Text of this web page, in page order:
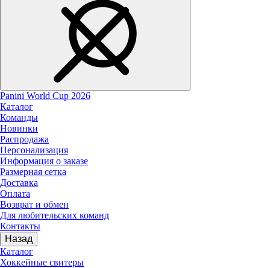
Panini World Cup 2026
Каталог
Команды
Новинки
Распродажа
Персонализация
Информация о заказе
Размерная сетка
Доставка
Оплата
Возврат и обмен
Для любительских команд
Контакты
Назад
Каталог
Хоккейные свитеры